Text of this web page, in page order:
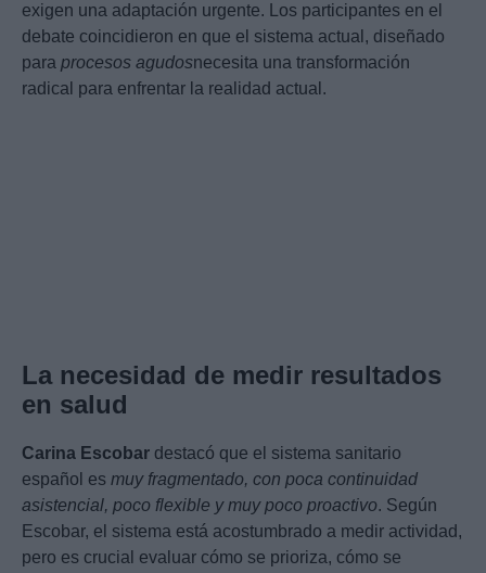
exigen una adaptación urgente. Los participantes en el
debate coincidieron en que el sistema actual, diseñado
para procesos agudosnecesita una transformación
radical para enfrentar la realidad actual.
La necesidad de medir resultados
en salud
Carina Escobar destacó que el sistema sanitario
español es muy fragmentado, con poca continuidad
asistencial, poco flexible y muy poco proactivo. Según
Escobar, el sistema está acostumbrado a medir actividad,
pero es crucial evaluar cómo se prioriza, cómo se